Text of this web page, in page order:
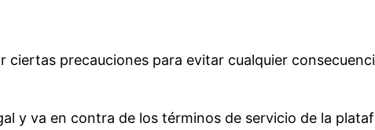
precauciones para evitar cualquier
y va en contra de los términos de servicio de la